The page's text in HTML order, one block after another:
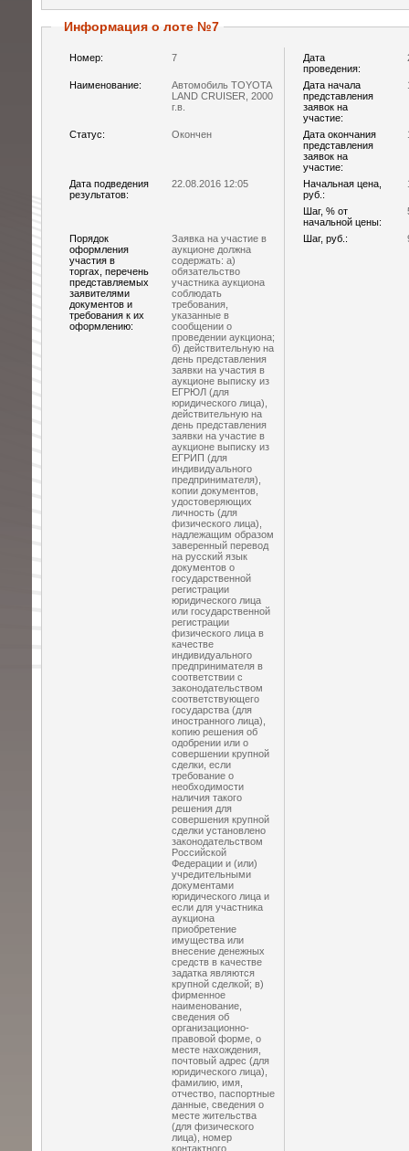
Информация о лоте №7
Номер: 7
Дата
проведения:
Наименование:
Автомобиль TOYOTA
LAND CRUISER, 2000
г.в.
Дата начала
представления
заявок на
участие:
Статус: Окончен
Дата окончания
представления
заявок на
участие:
Дата подведения
результатов:
22.08.2016 12:05
Начальная цена,
руб.:
Шаг, % от
начальной цены:
Порядок
оформления
участия в
торгах, перечень
представляемых
заявителями
документов и
требования к их
оформлению:
Заявка на участие в
аукционе должна
содержать: а)
обязательство
участника аукциона
соблюдать
требования,
указанные в
сообщении о
проведении аукциона;
б) действительную на
день представления
заявки на участия в
аукционе выписку из
ЕГРЮЛ (для
юридического лица),
действительную на
день представления
заявки на участие в
аукционе выписку из
ЕГРИП (для
индивидуального
предпринимателя),
копии документов,
удостоверяющих
личность (для
физического лица),
надлежащим образом
заверенный перевод
на русский язык
документов о
государственной
регистрации
юридического лица
или государственной
регистрации
физического лица в
качестве
индивидуального
предпринимателя в
соответствии с
законодательством
соответствующего
государства (для
иностранного лица),
копию решения об
одобрении или о
совершении крупной
сделки, если
требование о
необходимости
наличия такого
решения для
совершения крупной
сделки установлено
законодательством
Российской
Федерации и (или)
учредительными
документами
юридического лица и
если для участника
аукциона
приобретение
имущества или
внесение денежных
средств в качестве
задатка являются
крупной сделкой; в)
фирменное
наименование,
сведения об
организационно-
правовой форме, о
месте нахождения,
почтовый адрес (для
юридического лица),
фамилию, имя,
отчество, паспортные
данные, сведения о
месте жительства
(для физического
лица), номер
контактного
Шаг, руб.: